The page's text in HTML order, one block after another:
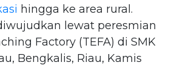
hingga ke area rural.
lewat peresmian
Factory (TEFA) di SMK
Bengkalis, Riau, Kamis